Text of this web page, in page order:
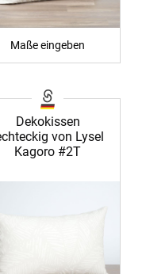
Maße eingeben
Dekokissen
von Lysel
Kagoro #2T